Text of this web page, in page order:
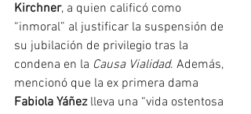
Kirchner, a quien calificó como
“inmoral” al justificar la suspensión de
su jubilación de privilegio tras la
condena en la Causa Vialidad. Además,
mencionó que la ex primera dama
Fabiola Yáñez lleva una “vida ostentosa